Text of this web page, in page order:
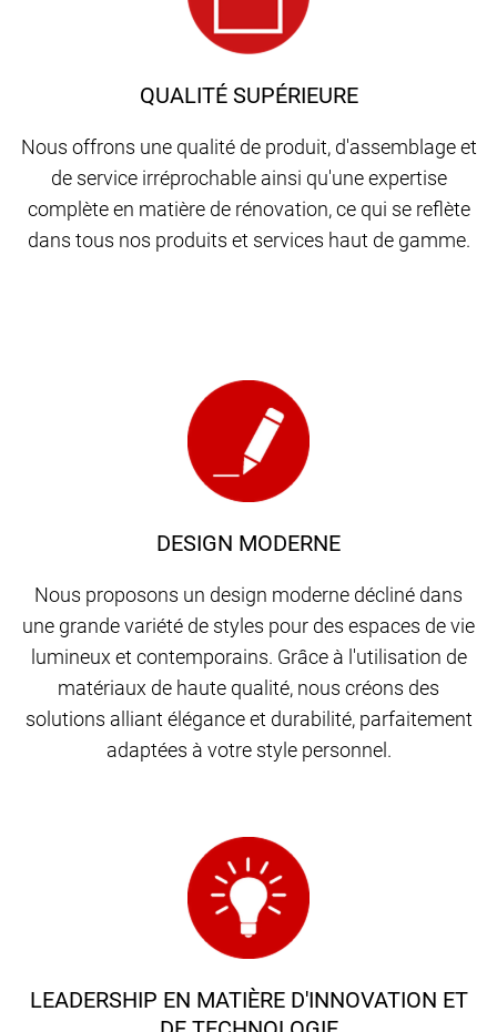
QUALITÉ SUPÉRIEURE
Nous offrons une qualité de produit, d'assemblage et
de service irréprochable ainsi qu'une expertise
complète en matière de rénovation, ce qui se reflète
dans tous nos produits et services haut de gamme.
DESIGN MODERNE
Nous proposons un design moderne décliné dans
une grande variété de styles pour des espaces de vie
lumineux et contemporains. Grâce à l'utilisation de
matériaux de haute qualité, nous créons des
solutions alliant élégance et durabilité, parfaitement
adaptées à votre style personnel.
LEADERSHIP EN MATIÈRE D'INNOVATION ET